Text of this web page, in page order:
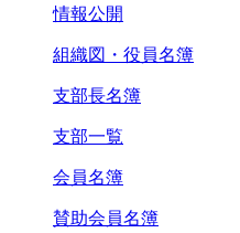
情報公開
組織図・役員名簿
支部長名簿
支部一覧
会員名簿
賛助会員名簿